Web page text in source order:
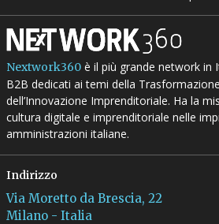
Nextwork360è il più grande network in
B2B dedicati ai temi della
dell’Innovazione Imprenditoriale. Ha la
cultura digitale e imprenditoriale nelle
amministrazioni italiane.
Indirizzo
Via Moretto da Brescia, 22
Milano - Italia